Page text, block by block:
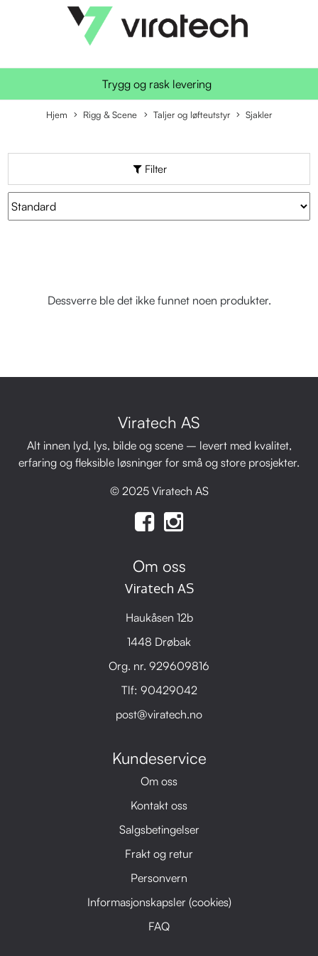
Trygg og rask levering
Hjem Rigg & Scene Taljer og løfteutstyr Sjakler
Filter
Dessverre ble det ikke funnet noen produkter.
Viratech AS
Alt innen lyd, lys, bilde og scene – levert med kvalitet,
erfaring og fleksible løsninger for små og store prosjekter.
© 2025 Viratech AS
Om oss
Viratech AS
Haukåsen 12b
1448 Drøbak
Org. nr. 929609816
Tlf: 90429042
post@viratech.no
Kundeservice
Om oss
Kontakt oss
Salgsbetingelser
Frakt og retur
Personvern
Informasjonskapsler (cookies)
FAQ